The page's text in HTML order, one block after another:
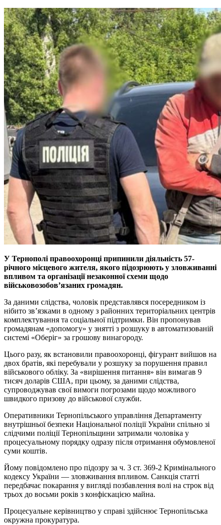
У Тернополі правоохоронці припинили діяльність 57-
річного місцевого жителя, якого підозрюють у зловживанні
впливом та організації незаконної схеми щодо
військовозобов’язаних громадян.
За даними слідства, чоловік представлявся посередником із
нібито зв’язками в одному з районних територіальних центрів
комплектування та соціальної підтримки. Він пропонував
громадянам «допомогу» у знятті з розшуку в автоматизованій
системі «Оберіг» за грошову винагороду.
Цього разу, як встановили правоохоронці, фігурант вийшов на
двох братів, які перебували у розшуку за порушення правил
військового обліку. За «вирішення питання» він вимагав 9
тисяч доларів США, при цьому, за даними слідства,
супроводжував свої вимоги погрозами щодо можливого
швидкого призову до військової служби.
Оперативники Тернопільського управління Департаменту
внутрішньої безпеки Національної поліції України спільно зі
слідчими поліції Тернопільщини затримали чоловіка у
процесуальному порядку одразу після отримання обумовленої
суми коштів.
Йому повідомлено про підозру за ч. 3 ст. 369-2 Кримінального
кодексу України — зловживання впливом. Санкція статті
передбачає покарання у вигляді позбавлення волі на строк від
трьох до восьми років з конфіскацією майна.
Процесуальне керівництво у справі здійснює Тернопільська
окружна прокуратура.